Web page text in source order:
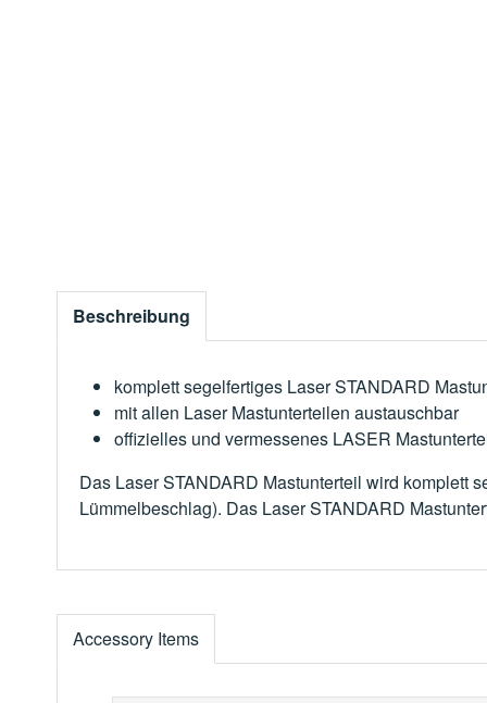
Beschreibung
komplett segelfertiges Laser STANDARD
mit allen Laser Mastunterteilen austauschbar
offizielles und vermessenes LASER
Das Laser STANDARD Mastunterteil wird komplett
Lümmelbeschlag). Das Laser STANDARD
Accessory Items